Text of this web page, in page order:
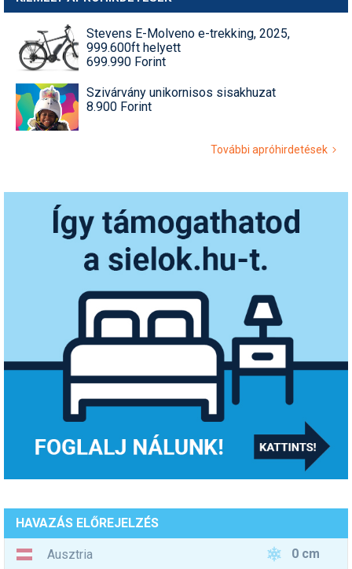
Stevens E-Molveno e-trekking, 2025,
999.600ft helyett
699.990 Forint
Szivárvány unikornisos sisakhuzat
8.900 Forint
További apróhirdetések
HAVAZÁS ELŐREJELZÉS
Ausztria
0 cm